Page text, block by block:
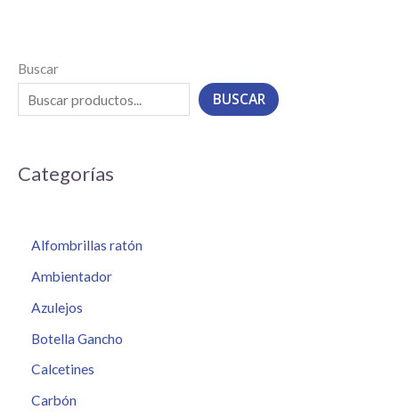
Buscar
BUSCAR
Categorías
Alfombrillas ratón
Ambientador
Azulejos
Botella Gancho
Calcetines
Carbón